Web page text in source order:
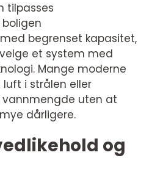
tilpasses
begrenset kapasitet,
et system med
Mange moderne
i strålen eller
uten at
dårligere.
og